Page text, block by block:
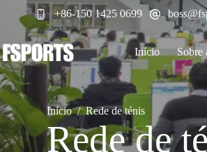
conteúdo
+86-150 1425 0699
Início Sobre
Início / Rede de ténis
Rede de